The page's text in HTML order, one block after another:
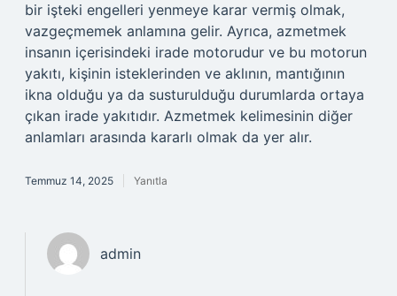
bir işteki engelleri yenmeye karar vermiş olmak,
vazgeçmemek anlamına gelir. Ayrıca, azmetmek
insanın içerisindeki irade motorudur ve bu motorun
yakıtı, kişinin isteklerinden ve aklının, mantığının
ikna olduğu ya da susturulduğu durumlarda ortaya
çıkan irade yakıtıdır. Azmetmek kelimesinin diğer
anlamları arasında kararlı olmak da yer alır.
Temmuz 14, 2025 Yanıtla
admin